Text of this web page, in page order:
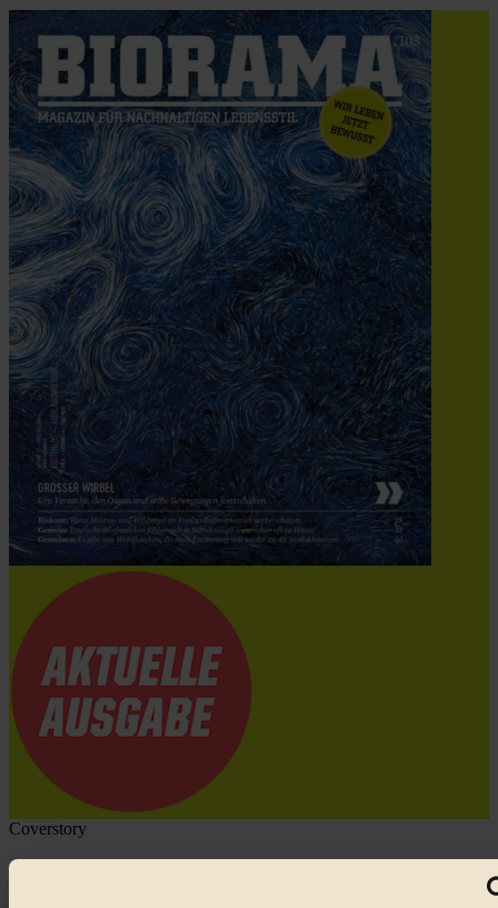
Coverstory
GROSSER WIRBEL um Versuche, den Ozean und